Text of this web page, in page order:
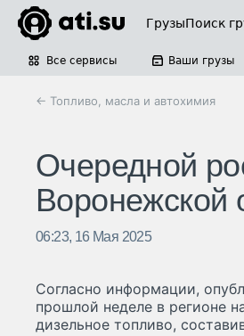
ГрузыПоиск
Все сервисы Ваши грузы
← Топливо, масла и автохимия
Очередной
Воронежской
06:23, 16 Мая 2025
Согласно информации,
прошлой неделе в регионе
дизельное топливо,